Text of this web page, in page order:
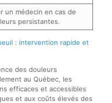
un médecin en cas de
persistantes.
: intervention rapide et
des douleurs
au Québec, les
efficaces et accessibles
et aux coûts élevés des